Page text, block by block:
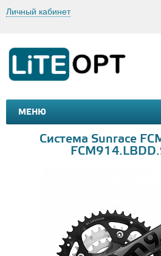
Личный кабинет
МЕНЮ
МАШИНКИ И МОТОЦИКЛЫ
Система Sunrace